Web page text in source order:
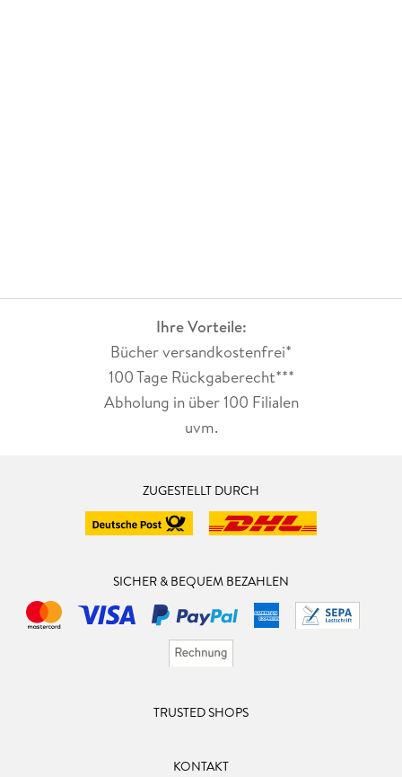
Ihre Vorteile:
Bücher versandkostenfrei*
100 Tage Rückgaberecht***
Abholung in über 100 Filialen
uvm.
ZUGESTELLT DURCH
SICHER & BEQUEM BEZAHLEN
TRUSTED SHOPS
KONTAKT